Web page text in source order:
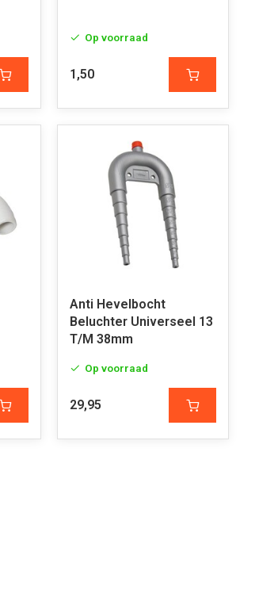
Op voorraad
1,50
Anti Hevelbocht
Beluchter Universeel 13
T/M 38mm
Op voorraad
29,95